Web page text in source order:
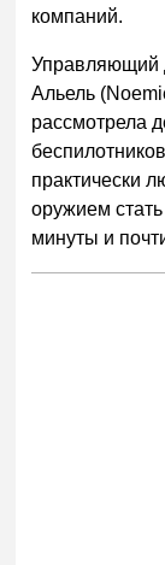
компаний.
Управляющий
Альель
рассмотрела
практически
оружием
минуты и